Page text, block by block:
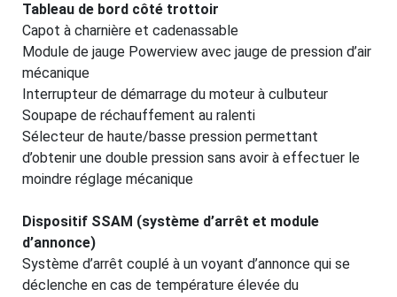
Tableau de bord côté trottoir
Capot à charnière et cadenassable
Module de jauge Powerview avec jauge de pression d’air
mécanique
Interrupteur de démarrage du moteur à culbuteur
Soupape de réchauffement au ralenti
Sélecteur de haute/basse pression permettant
d’obtenir une double pression sans avoir à effectuer le
moindre réglage mécanique
Dispositif SSAM (système d’arrêt et module
d’annonce)
Système d’arrêt couplé à un voyant d’annonce qui se
déclenche en cas de température élevée du